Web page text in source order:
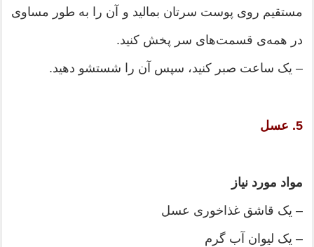
مستقیم روی پوست سرتان بمالید و آن را به طور مساوی
در همه‌ی قسمت‌های سر پخش کنید.
– یک ساعت صبر کنید، سپس آن را شستشو دهید.
5. عسل
مواد مورد نیاز
– یک قاشق غذاخوری عسل
– یک لیوان آب گرم